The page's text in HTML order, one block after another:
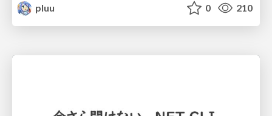
pluu
0 210